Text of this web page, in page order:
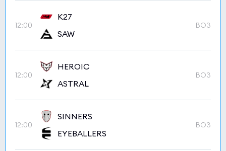
12:00
K27
SAW
BO3
12:00
HEROIC
ASTRAL
BO3
12:00
SINNERS
EYEBALLERS
BO3